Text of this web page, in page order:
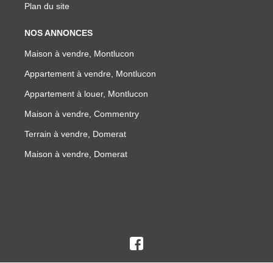
Plan du site
NOS ANNONCES
Maison à vendre, Montlucon
Appartement à vendre, Montlucon
Appartement à louer, Montlucon
Maison à vendre, Commentry
Terrain à vendre, Domerat
Maison à vendre, Domerat